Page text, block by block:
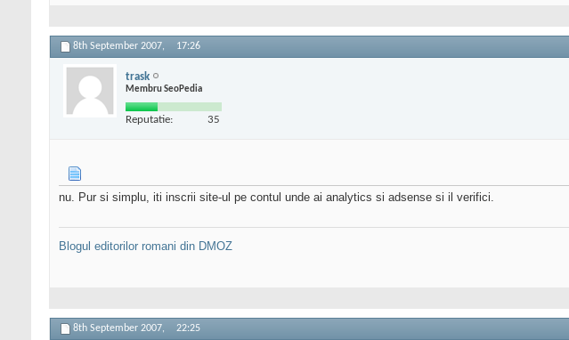
8th September 2007, 17:26
trask
Membru SeoPedia
Reputatie: 35
nu. Pur si simplu, iti inscrii site-ul pe contul unde ai analytics si adsense si il verifici.
Blogul editorilor romani din DMOZ
8th September 2007, 22:25